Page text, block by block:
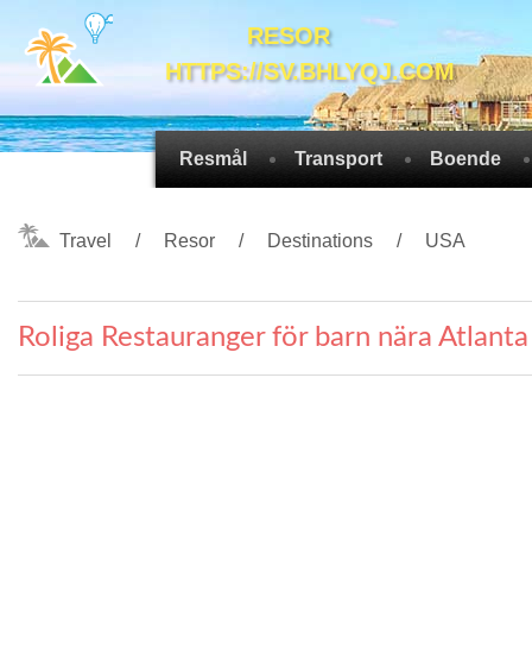
RESOR
HTTPS://SV.BHLYQJ.COM
Resmål Transport Boende
Travel Resor Destinations USA
Roliga Restauranger för barn nära